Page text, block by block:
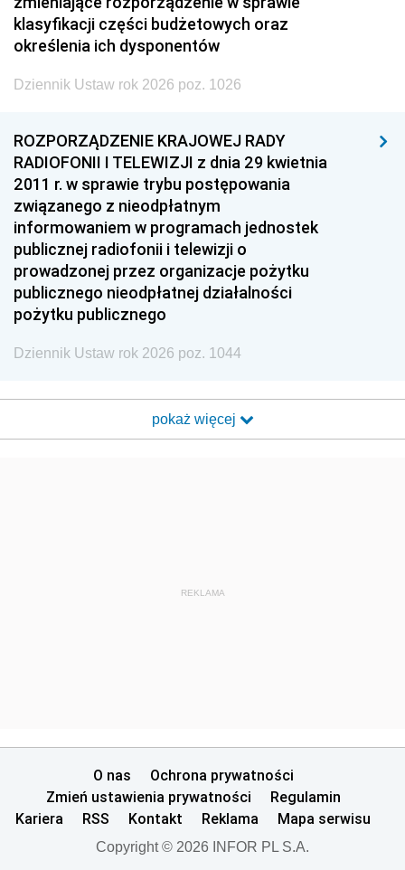
klasyfikacji części budżetowych oraz
określenia ich dysponentów
Dziennik Ustaw rok 2026 poz. 1026
ROZPORZĄDZENIE KRAJOWEJ RADY
RADIOFONII I TELEWIZJI z dnia 29 kwietnia
2011 r. w sprawie trybu postępowania
związanego z nieodpłatnym
informowaniem w programach jednostek
publicznej radiofonii i telewizji o
prowadzonej przez organizacje pożytku
publicznego nieodpłatnej działalności
pożytku publicznego
Dziennik Ustaw rok 2026 poz. 1044
pokaż więcej
REKLAMA
O nas
Ochrona prywatności
Zmień ustawienia prywatności
Regulamin
Kariera
RSS Kontakt Reklama Mapa serwisu
Copyright © 2026 INFOR PL S.A.